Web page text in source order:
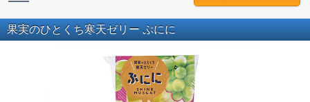
果実のひとくち寒天ゼリー ぷにに